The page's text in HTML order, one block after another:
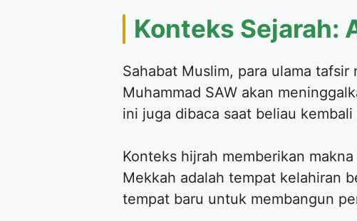
Konteks Sejarah:
Sahabat Muslim, para ulama
Muhammad SAW akan
ini juga dibaca saat beliau
Konteks hijrah memberikan
Mekkah adalah tempat kelahiran
tempat baru untuk membangun